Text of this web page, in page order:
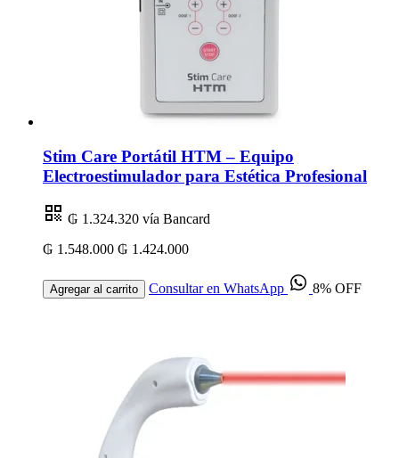
Stim Care Portátil HTM – Equipo
Electroestimulador para Estética Profesional
₲ 1.324.320 vía Bancard
₲ 1.548.000 ₲ 1.424.000
Agregar al carrito Consultar en WhatsApp 8% OFF